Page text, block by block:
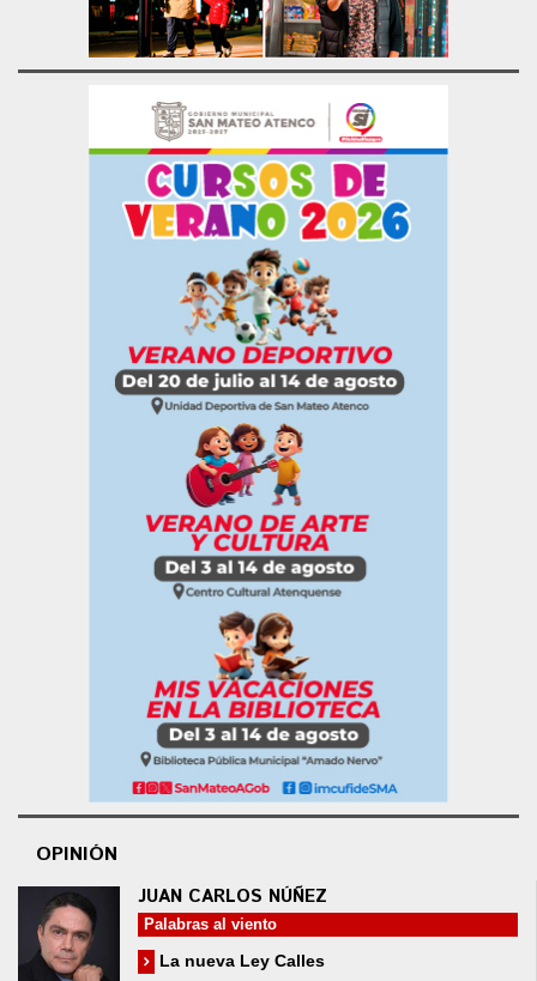
OPINIÓN
JUAN CARLOS NÚÑEZ
Palabras al viento
La nueva Ley Calles